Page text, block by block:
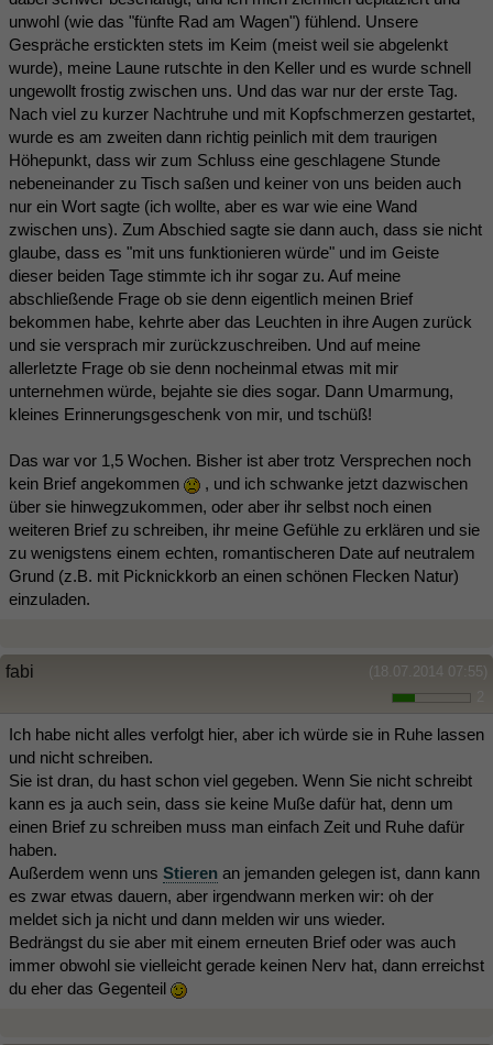
unwohl (wie das "fünfte Rad am Wagen") fühlend. Unsere
Gespräche erstickten stets im Keim (meist weil sie abgelenkt
wurde), meine Laune rutschte in den Keller und es wurde schnell
ungewollt frostig zwischen uns. Und das war nur der erste Tag.
Nach viel zu kurzer Nachtruhe und mit Kopfschmerzen gestartet,
wurde es am zweiten dann richtig peinlich mit dem traurigen
Höhepunkt, dass wir zum Schluss eine geschlagene Stunde
nebeneinander zu Tisch saßen und keiner von uns beiden auch
nur ein Wort sagte (ich wollte, aber es war wie eine Wand
zwischen uns). Zum Abschied sagte sie dann auch, dass sie nicht
glaube, dass es "mit uns funktionieren würde" und im Geiste
dieser beiden Tage stimmte ich ihr sogar zu. Auf meine
abschließende Frage ob sie denn eigentlich meinen Brief
bekommen habe, kehrte aber das Leuchten in ihre Augen zurück
und sie versprach mir zurückzuschreiben. Und auf meine
allerletzte Frage ob sie denn nocheinmal etwas mit mir
unternehmen würde, bejahte sie dies sogar. Dann Umarmung,
kleines Erinnerungsgeschenk von mir, und tschüß!
Das war vor 1,5 Wochen. Bisher ist aber trotz Versprechen noch
kein Brief angekommen
, und ich schwanke jetzt dazwischen
über sie hinwegzukommen, oder aber ihr selbst noch einen
weiteren Brief zu schreiben, ihr meine Gefühle zu erklären und sie
zu wenigstens einem echten, romantischeren Date auf neutralem
Grund (z.B. mit Picknickkorb an einen schönen Flecken Natur)
einzuladen.
(18.07.2014 07:55)
fabi
Ich habe nicht alles verfolgt hier, aber ich würde sie in Ruhe lassen
und nicht schreiben.
Sie ist dran, du hast schon viel gegeben. Wenn Sie nicht schreibt
kann es ja auch sein, dass sie keine Muße dafür hat, denn um
einen Brief zu schreiben muss man einfach Zeit und Ruhe dafür
haben.
Außerdem wenn uns Stieren an jemanden gelegen ist, dann kann
es zwar etwas dauern, aber irgendwann merken wir: oh der
meldet sich ja nicht und dann melden wir uns wieder.
Bedrängst du sie aber mit einem erneuten Brief oder was auch
immer obwohl sie vielleicht gerade keinen Nerv hat, dann erreichst
du eher das Gegenteil